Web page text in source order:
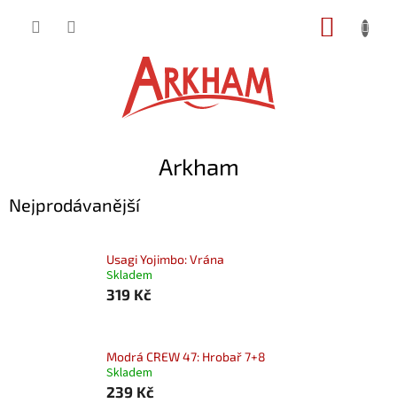
Arkham
Nejprodávanější
Usagi Yojimbo: Vrána
Skladem
319 Kč
Modrá CREW 47: Hrobař 7+8
Skladem
239 Kč